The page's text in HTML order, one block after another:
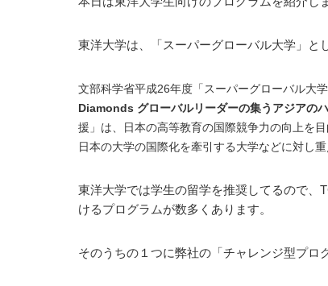
東洋大学は、「スーパーグローバル大学」と
文部科学省平成26年度「スーパーグローバル大
Diamonds グローバルリーダーの集うアジアの
援」は、日本の高等教育の国際競争力の向上を
日本の大学の国際化を牽引する大学などに対し重
東洋大学では学生の留学を推奨してるので、
けるプログラムが数多くあります。
そのうちの１つに弊社の「チャレンジ型プロ